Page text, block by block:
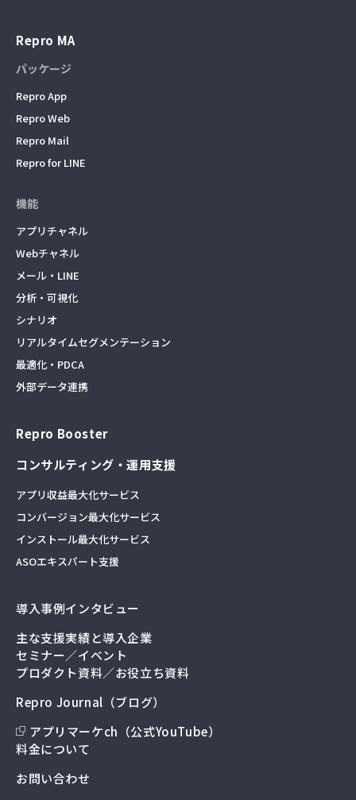
Repro MA
パッケージ
Repro App
Repro Web
Repro Mail
Repro for LINE
機能
アプリチャネル
Webチャネル
メール・LINE
分析・可視化
シナリオ
リアルタイムセグメンテーション
最適化・PDCA
外部データ連携
Repro Booster
コンサルティング・運用支援
アプリ収益最大化サービス
コンバージョン最大化サービス
インストール最大化サービス
ASOエキスパート支援
導入事例インタビュー
主な支援実績と導入企業
セミナー／イベント
プロダクト資料／お役立ち資料
Repro Journal（ブログ）
アプリマーケch（公式YouTube）
料金について
お問い合わせ